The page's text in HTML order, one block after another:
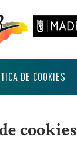
DE COOKIES
cookies